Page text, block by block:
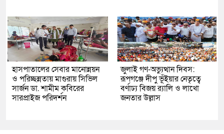
হাসপাতালের সেবার মানোন্নয়ন
ও পরিচ্ছন্নতায় মাগুরায় সিভিল
সার্জন ডা. শামীম কবিরের
সারপ্রাইজ পরিদর্শন
জুলাই গণ-অভ্যুত্থান দিবস:
রূপগঞ্জে দীপু ভূঁইয়ার নেতৃত্বে
বর্ণাঢ্য বিজয় র‌্যালি ও লাখো
জনতার উল্লাস